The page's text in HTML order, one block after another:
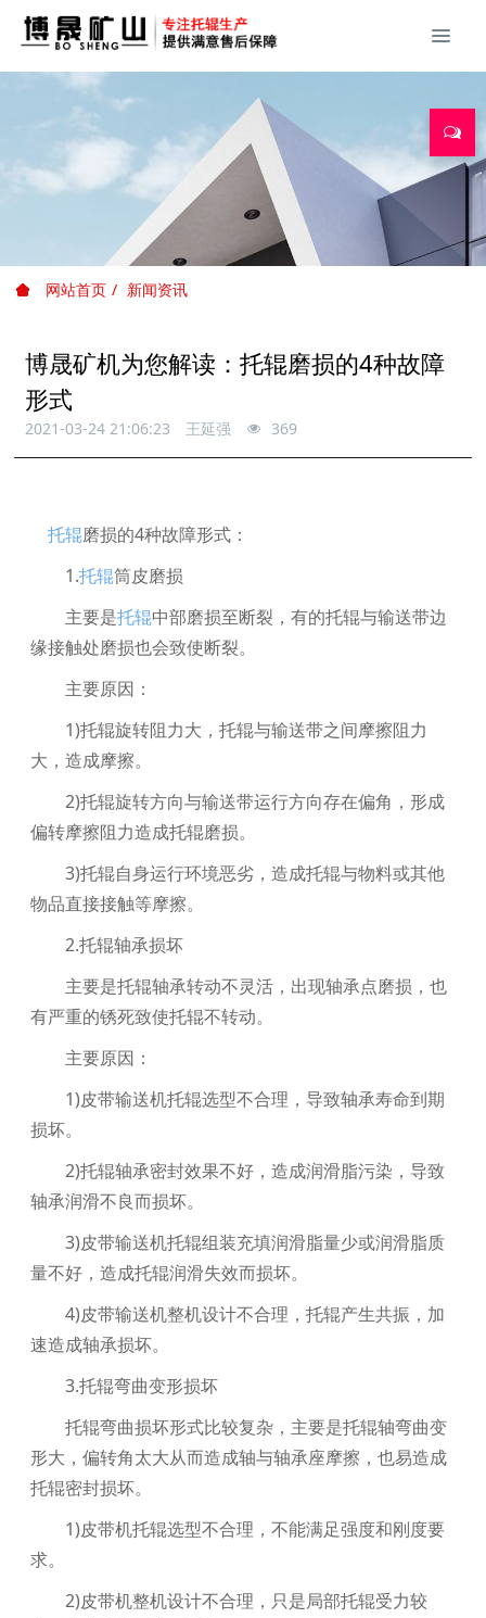
网站首页 新闻资讯
博晟矿机为您解读：托辊磨损的4种故障
形式
2021-03-24 21:06:23 王延强 369
托辊磨损的4种故障形式：
1.托辊筒皮磨损
主要是托辊中部磨损至断裂，有的托辊与输送带边
缘接触处磨损也会致使断裂。
主要原因：
1)托辊旋转阻力大，托辊与输送带之间摩擦阻力
大，造成摩擦。
2)托辊旋转方向与输送带运行方向存在偏角，形成
偏转摩擦阻力造成托辊磨损。
3)托辊自身运行环境恶劣，造成托辊与物料或其他
物品直接接触等摩擦。
2.托辊轴承损坏
主要是托辊轴承转动不灵活，出现轴承点磨损，也
有严重的锈死致使托辊不转动。
主要原因：
1)皮带输送机托辊选型不合理，导致轴承寿命到期
损坏。
2)托辊轴承密封效果不好，造成润滑脂污染，导致
轴承润滑不良而损坏。
3)皮带输送机托辊组装充填润滑脂量少或润滑脂质
量不好，造成托辊润滑失效而损坏。
4)皮带输送机整机设计不合理，托辊产生共振，加
速造成轴承损坏。
3.托辊弯曲变形损坏
托辊弯曲损坏形式比较复杂，主要是托辊轴弯曲变
形大，偏转角太大从而造成轴与轴承座摩擦，也易造成
托辊密封损坏。
1)皮带机托辊选型不合理，不能满足强度和刚度要
求。
2)皮带机整机设计不合理，只是局部托辊受力较